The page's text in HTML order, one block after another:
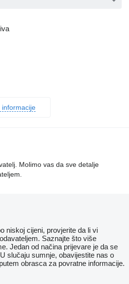
Molimo vas da sve detalje
niskoj cijeni, provjerite da li vi
Saznajte što više
Jedan od načina prijevare je da se
slučaju sumnje, obavijestite nas o
obrasca za povratne informacije.